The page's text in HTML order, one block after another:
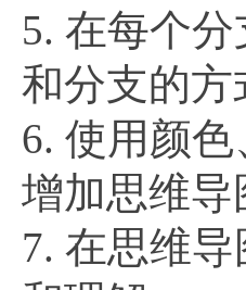
5. 在每个
和分支的方
6. 使用颜
增加思维
7. 在思维